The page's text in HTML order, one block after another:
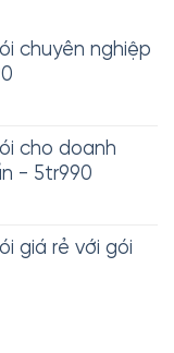
chuyên nghiệp
cho doanh
- 5tr990
giá rẻ với gói